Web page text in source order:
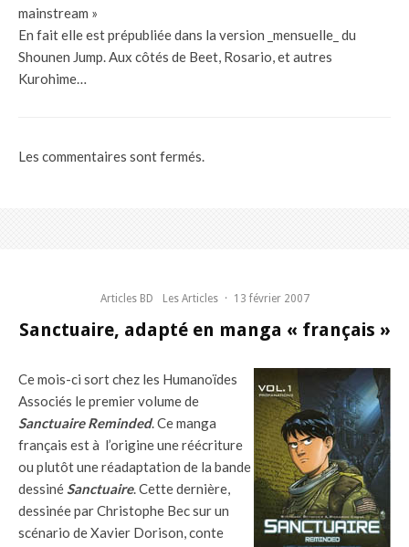
mainstream »
En fait elle est prépubliée dans la version _mensuelle_ du
Shounen Jump. Aux côtés de Beet, Rosario, et autres
Kurohime…
Les commentaires sont fermés.
Articles BD Les Articles · 13 février 2007
Sanctuaire, adapté en manga « français »
Ce mois-ci sort chez les Humanoïdes
Associés le premier volume de
Sanctuaire Reminded. Ce manga
français est à l’origine une réécriture
ou plutôt une réadaptation de la bande
dessiné Sanctuaire. Cette dernière,
dessinée par Christophe Bec sur un
scénario de Xavier Dorison, conte